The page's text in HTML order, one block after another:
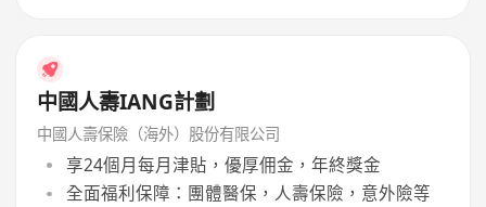
中國人壽IANG計劃
中國人壽保險（海外）股份有限公司
享24個月每月津貼，優厚佣金，年終獎金
全面福利保障：團體醫保，人壽保險，意外險等